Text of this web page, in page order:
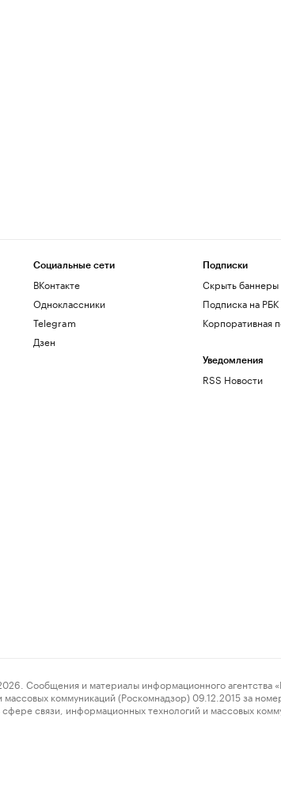
Социальные сети
ВКонтакте
Одноклассники
Telegram
Дзен
Подписки
Скрыть баннеры
Подписка на РБК
Корпоративная
Уведомления
RSS Новости
и материалы информационного агентства
коммуникаций (Роскомнадзор) 09.12.2015 за
связи, информационных технологий и массовых